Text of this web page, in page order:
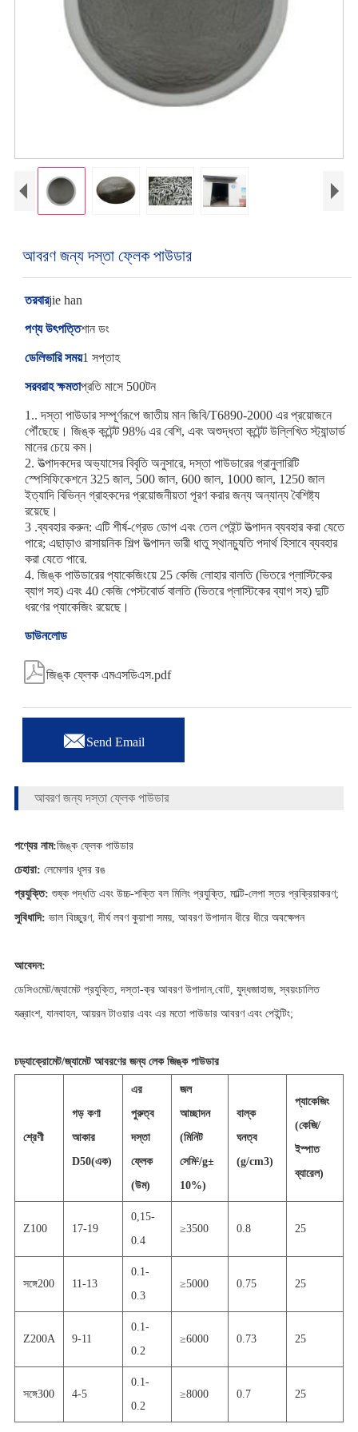
আবরণ জন্য দস্তা ফ্লেক পাউডার
তরবারjie han
পণ্য উৎপত্তিশান ডং
ডেলিভারি সময়1 সপ্তাহ
সরবরাহ ক্ষমতাপ্রতি মাসে 500টন
1.. দস্তা পাউডার সম্পূর্ণরূপে জাতীয় মান জিবি/T6890-2000 এর প্রয়োজনে
পৌঁছেছে। জিঙ্ক কন্টেন্ট 98% এর বেশি, এবং অশুদ্ধতা কন্টেন্ট উল্লিখিত স্ট্যান্ডার্ড
মানের চেয়ে কম।
2. উত্পাদকদের অভ্যাসের বিবৃতি অনুসারে, দস্তা পাউডারের গ্রানুলারিটি
স্পেসিফিকেশনে 325 জাল, 500 জাল, 600 জাল, 1000 জাল, 1250 জাল
ইত্যাদি বিভিন্ন গ্রাহকদের প্রয়োজনীয়তা পূরণ করার জন্য অন্যান্য বৈশিষ্ট্য
রয়েছে।
3 .ব্যবহার করুন: এটি শীর্ষ-গ্রেড ডোপ এবং তেল পেইন্ট উত্পাদন ব্যবহার করা যেতে
পারে; এছাড়াও রাসায়নিক শিল্প উত্পাদন ভারী ধাতু স্থানচ্যুতি পদার্থ হিসাবে ব্যবহার
করা যেতে পারে.
4. জিঙ্ক পাউডারের প্যাকেজিংয়ে 25 কেজি লোহার বালতি (ভিতরে প্লাস্টিকের
ব্যাগ সহ) এবং 40 কেজি পেস্টবোর্ড বালতি (ভিতরে প্লাস্টিকের ব্যাগ সহ) দুটি
ধরণের প্যাকেজিং রয়েছে।
ডাউনলোড
জিঙ্ক ফ্লেক এমএসডিএস.pdf
Send Email
আবরণ জন্য দস্তা ফ্লেক পাউডার
পণ্যের নাম:জিঙ্ক ফ্লেক পাউডার
চেহারা: লেমেলার ধূসর রঙ
প্রযুক্তি: শুষ্ক পদ্ধতি এবং উচ্চ-শক্তি বল মিলিং প্রযুক্তি, মাল্টি-লেপা স্তর প্রক্রিয়াকরণ;
সুবিধাদি: ভাল বিচ্ছুরণ, দীর্ঘ লবণ কুয়াশা সময়, আবরণ উপাদান ধীরে ধীরে অবক্ষেপন
আবেদন:
ডেসিওমেট/জ্যামেট প্রযুক্তি, দস্তা-ক্র আবরণ উপাদান,বোট, যুদ্ধজাহাজ, স্বয়ংচালিত
যন্ত্রাংশ, যানবাহন, আয়রন টাওয়ার এবং এর মতো পাউডার আবরণ এবং পেইন্টিং;
চড্যাক্রোমেট/জ্যামেট আবরণের জন্য লেক জিঙ্ক পাউডার
শ্রেণী
গড় কণা
আকার
D50(এক)
এর
পুরুত্ব
দস্তা
ফ্লেক
(উম)
জল
আচ্ছাদন
(মিনিট
সেমি²/g±
10%)
বাল্ক
ঘনত্ব
(g/cm3)
প্যাকেজিং
(কেজি/
ইস্পাত
ব্যারেল)
Z100 17-19
0,15-
0.4
≥3500 0.8 25
সঙ্গে200 11-13
0.1-
0.3
≥5000 0.75 25
Z200A 9-11
0.1-
0.2
≥6000 0.73 25
সঙ্গে300 4-5
0.1-
0.2
≥8000 0.7 25